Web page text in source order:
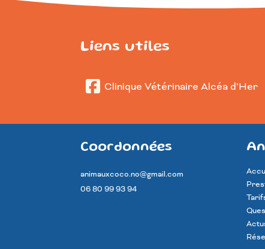
Liens utiles
Clinique Vétérinaire Alcéa d’Her
Coordonnées
animauxcoco.no@gmail.com
06 80 99 93 94